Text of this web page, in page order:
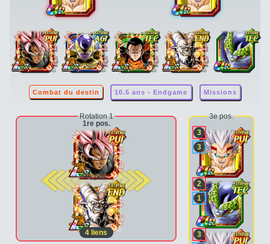
Combat du destin 10.5 ans - Endgame Missions
Rotation 1
1re pos.
2e pos.
4 liens
3e pos.
3
3
2
1
3